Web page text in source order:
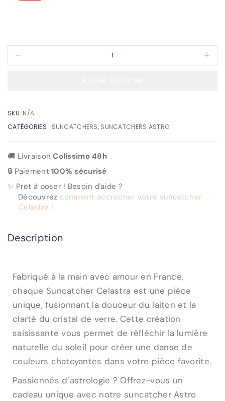
SKU: N/A
CATÉGORIES : SUNCATCHERS, SUNCATCHERS ASTRO
🚚 LivraisonColissimo 48h
🔒 Paiement100% sécurisé
✨ Prêt à poser ! Besoin d'aide ?
Découvrez comment accrocher votre suncatcher
Celastra !
Description
Fabriqué à la main avec amour en France,
chaque Suncatcher Celastra est une pièce
unique, fusionnant la douceur du laiton et la
clarté du cristal de verre. Cette création
saisissante vous permet de réfléchir la lumière
naturelle du soleil pour créer une danse de
couleurs chatoyantes dans votre pièce favorite.
Passionnés d’astrologie ? Offrez-vous un
cadeau unique avec notre suncatcher Astro